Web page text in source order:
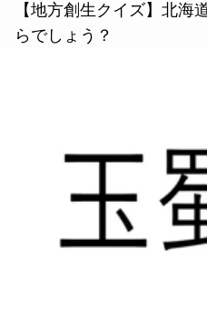
【地方創生クイズ】北海
らでしょう？